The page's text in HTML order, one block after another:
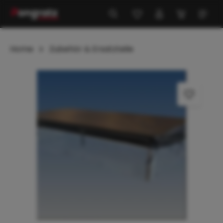
springen
Home Zubehör & Ersatzteile
Bildergalerie überspringen